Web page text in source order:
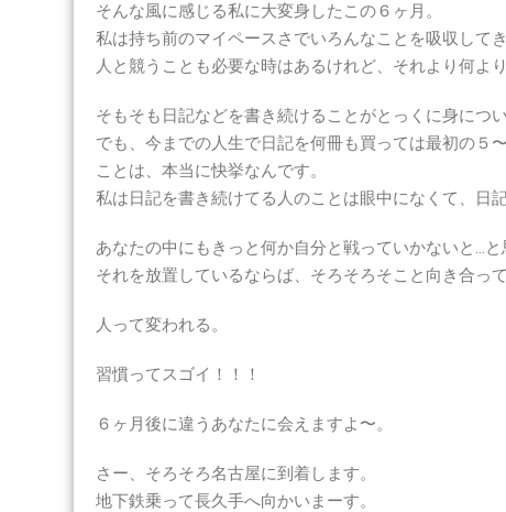
そんな風に感じる私に大変身したこの６ヶ月。
私は持ち前のマイペースさでいろんなことを吸収してき
人と競うことも必要な時はあるけれど、それより何よ
そもそも日記などを書き続けることがとっくに身につ
でも、今までの人生で日記を何冊も買っては最初の５
ことは、本当に快挙なんです。
私は日記を書き続けてる人のことは眼中になくて、日
あなたの中にもきっと何か自分と戦っていかないと…と
それを放置しているならば、そろそろそこと向き合っ
人って変われる。
習慣ってスゴイ！！！
６ヶ月後に違うあなたに会えますよ〜。
さー、そろそろ名古屋に到着します。
地下鉄乗って長久手へ向かいまーす。